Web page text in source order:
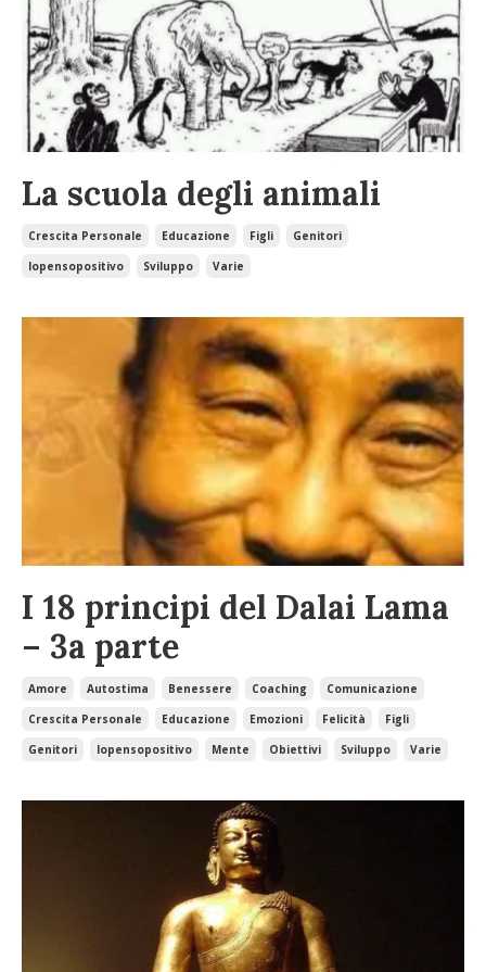
La scuola degli animali
Crescita Personale Educazione Figli
Genitori
Iopensopositivo
Sviluppo Varie
I 18 principi del Dalai Lama
– 3a parte
Amore Autostima Benessere Coaching
Comunicazione
Crescita Personale
Educazione Emozioni Felicità
Figli
Genitori
Iopensopositivo Mente Obiettivi Sviluppo Varie